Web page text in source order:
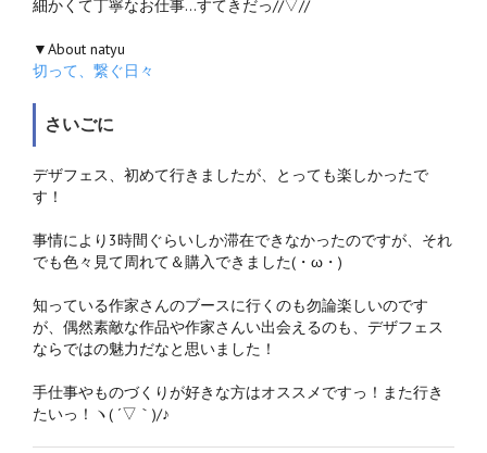
細かくて丁寧なお仕事…すてきだっ//▽//
▼About natyu
切って、繋ぐ日々
さいごに
デザフェス、初めて行きましたが、とっても楽しかったで
す！
事情により3時間ぐらいしか滞在できなかったのですが、それ
でも色々見て周れて＆購入できました(・ω・)ゞ
知っている作家さんのブースに行くのも勿論楽しいのです
が、偶然素敵な作品や作家さんい出会えるのも、デザフェス
ならではの魅力だなと思いました！
手仕事やものづくりが好きな方はオススメですっ！また行き
たいっ！ヽ( ´▽｀)/♪